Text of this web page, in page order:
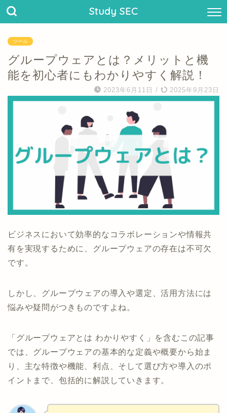
Study SEC
ツール
グループウェアとは？メリットと機
能を初心者にもわかりやすく解説！
2023年6月11日 / 2025年9月23日
ビジネスにおいて効率的なコラボレーションや情報共
有を実現するために、グループウェアの存在は不可欠
です。
しかし、グループウェアの導入や選定、活用方法には
悩みや疑問がつきものですよね。
「グループウェアとは わかりやすく」を含むこの記事
では、グループウェアの基本的な定義や概要から始ま
り、主な特徴や機能、利点、そして選び方や導入のポ
イントまで、包括的に解説していきます。